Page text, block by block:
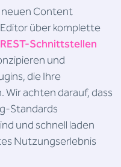
Content
über komplette
REST-Schnittstellen
und
die Ihre
achten darauf, dass
Standards
und schnell laden
Nutzungserlebnis